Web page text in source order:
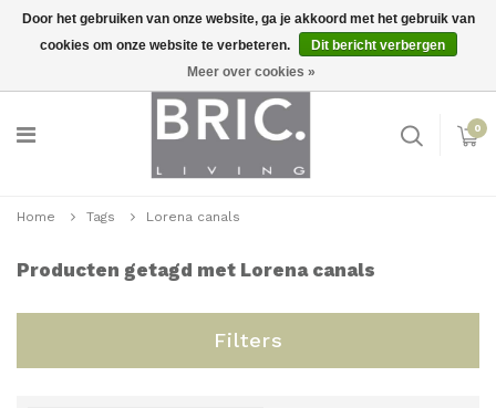
Inloggen
0
Home Tags Lorena canals
Producten getagd met Lorena canals
Filters
Door het gebruiken van onze website, ga je akkoord met het gebruik van
cookies om onze website te verbeteren.
Dit bericht verbergen
Meer over cookies »